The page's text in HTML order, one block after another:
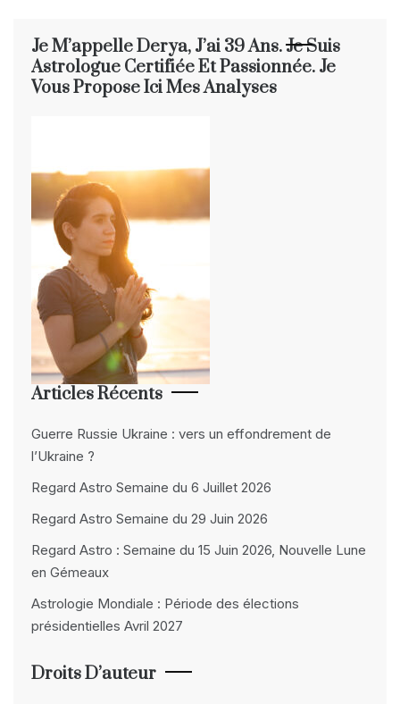
Je M’appelle Derya, J’ai 39 Ans. Je Suis
Astrologue Certifiée Et Passionnée. Je
Vous Propose Ici Mes Analyses
Articles Récents
Guerre Russie Ukraine : vers un effondrement de
l’Ukraine ?
Regard Astro Semaine du 6 Juillet 2026
Regard Astro Semaine du 29 Juin 2026
Regard Astro : Semaine du 15 Juin 2026, Nouvelle Lune
en Gémeaux
Astrologie Mondiale : Période des élections
présidentielles Avril 2027
Droits D’auteur